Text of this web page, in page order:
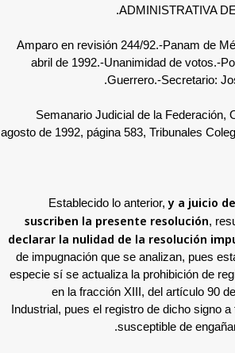
Amparo en
abril de 1992.-
Semanario
agosto de 1992,
Establecido
suscriben la
declarar la
de impugnación
especie sí se
en la
Industrial, pues el